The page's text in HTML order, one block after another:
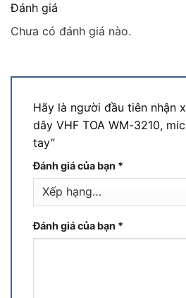
Đánh giá
Chưa có đánh giá nào.
Hãy là người đầu tiên nhận
dây VHF TOA WM-3210,
tay”
Đánh giá của bạn *
Đánh giá của bạn *